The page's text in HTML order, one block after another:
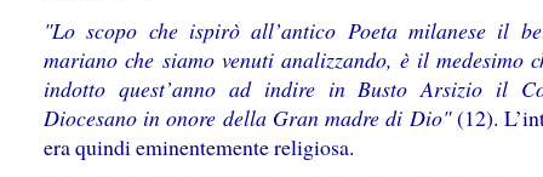
"Lo scopo che ispirò all’antico Poeta milanese il
mariano che siamo venuti analizzando, è il medesimo
indotto quest’anno ad indire in Busto Arsizio il
Diocesano in onore della Gran madre di Dio"(12).
era quindi eminentemente religiosa.